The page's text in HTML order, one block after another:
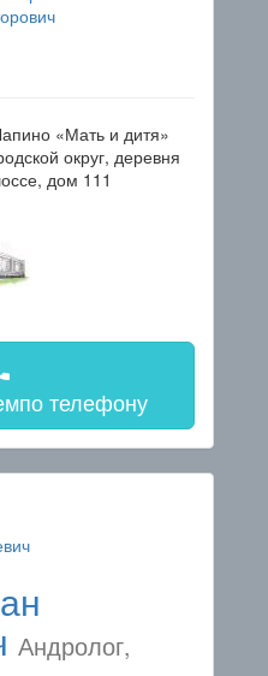
«Мать и дитя»
округ, деревня
дом 111
по телефону
Андролог,